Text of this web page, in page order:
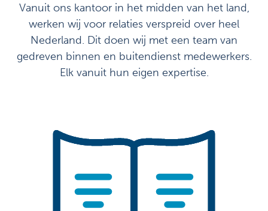
Vanuit ons kantoor in het midden van het land,
werken wij voor relaties verspreid over heel
Nederland. Dit doen wij met een team van
gedreven binnen en buitendienst medewerkers.
Elk vanuit hun eigen expertise.